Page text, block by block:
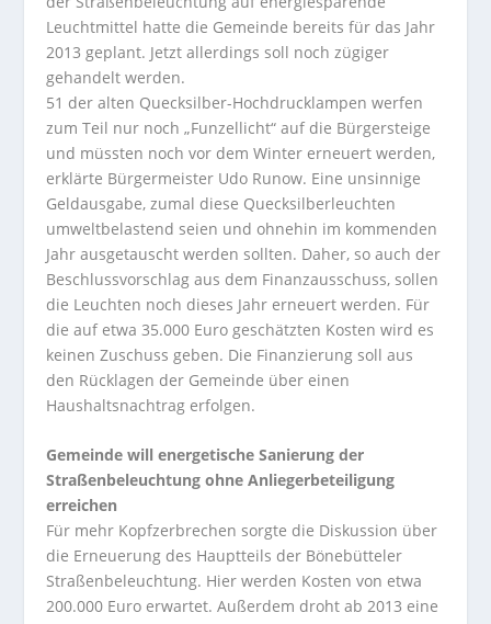
Leuchtmittel hatte die Gemeinde bereits für das Jahr
2013 geplant. Jetzt allerdings soll noch zügiger
gehandelt werden.
51 der alten Quecksilber-Hochdrucklampen werfen
zum Teil nur noch „Funzellicht“ auf die Bürgersteige
und müssten noch vor dem Winter erneuert werden,
erklärte Bürgermeister Udo Runow. Eine unsinnige
Geldausgabe, zumal diese Quecksilberleuchten
umweltbelastend seien und ohnehin im kommenden
Jahr ausgetauscht werden sollten. Daher, so auch der
Beschlussvorschlag aus dem Finanzausschuss, sollen
die Leuchten noch dieses Jahr erneuert werden. Für
die auf etwa 35.000 Euro geschätzten Kosten wird es
keinen Zuschuss geben. Die Finanzierung soll aus
den Rücklagen der Gemeinde über einen
Haushaltsnachtrag erfolgen.
Gemeinde will energetische Sanierung der
Straßenbeleuchtung ohne Anliegerbeteiligung
erreichen
Für mehr Kopfzerbrechen sorgte die Diskussion über
die Erneuerung des Hauptteils der Bönebütteler
Straßenbeleuchtung. Hier werden Kosten von etwa
200.000 Euro erwartet. Außerdem droht ab 2013 eine